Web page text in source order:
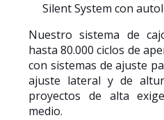
Silent System con
Nuestro sistema de
hasta 80.000 ciclos de
con sistemas de ajuste
ajuste lateral y de
proyectos de alta
medio.